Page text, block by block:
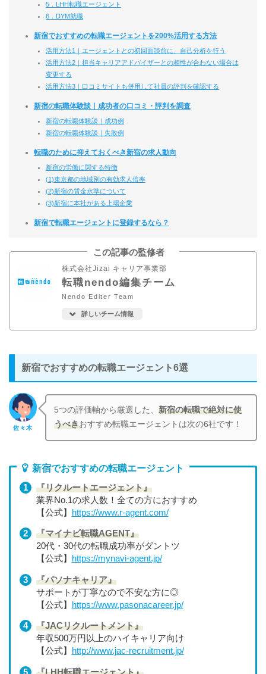
5．LHH転職エージェント
6．DYM就職
新宿でおすすめの転職エージェントを200%活用する方法
活用方法1｜エージェントとの初回面談前に、自己分析を行う
活用方法2｜担当キャリアアドバイザーとの相性が合わない場合は
変更する
活用方法3｜口コミサイトも併用して社員の評判を確認する
新宿の転職体験談｜成功者の口コミ・評判を調査
新宿の転職体験談｜成功例
新宿の転職体験談｜失敗例
転職のために抑えておくべき新宿の求人動向
新宿の労働に関する特徴
(1)東京都の地域別の有効求人倍率
(2)新宿の賃金水準について
(3)新宿に本社がある上場企業
新宿で転職エージェントに登録するなら？
この記事の監修者
株式会社Jizai キャリア事業部
転職nendo編集チーム
Nendo Editer Team
詳しいチーム情報
新宿でおすすめの転職エージェント6選
佐々木
5つの評価軸から厳選した、新宿の転職で絶対に使
うべきおすすめ転職エージェントは次の6社です！
新宿でおすすめの転職エージェント
『リクルートエージェント』
業界No.1の求人数！全ての方におすすめ
【公式】
https://www.r-agent.com/
『マイナビ転職AGENT』
20代・30代の転職成功率がダントツ
【公式】
https://mynavi-agent.jp/
『パソナキャリア』
サポートが丁寧なので不安な方に◎
【公式】
https://www.pasonacareer.jp/
『JACリクルートメント』
年収500万円以上のハイキャリア向け
【公式】
http://www.jac-recruitment.jp/
『LHH転職エージェント』